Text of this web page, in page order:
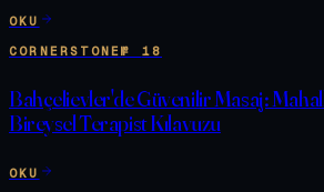
OKU
CORNERSTONE№ 18
Bahçelievler'de Güvenilir Masaj:
Bireysel Terapist Kılavuzu
OKU